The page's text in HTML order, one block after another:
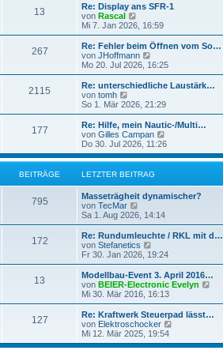
r
g
B
e
i
r
a
g
B
r
13
Re: Display ans SFR-1
von Rascal
e
u
e
s
t
r
B
e
i
r
a
g
Mi 7. Jan 2026, 16:59
267
Re: Fehler beim Öffnen vom So…
von JHoffmann
e
u
e
t
B
e
i
t
a
g
Mo 20. Jul 2026, 16:25
2115
Re: unterschiedliche Laustärk…
von tomh
e
u
e
s
t
r
B
e
i
t
r
a
g
So 1. Mär 2026, 21:29
177
Re: Hilfe, mein Nautic-/Multi…
von Gilles Campan
e
u
e
r
i
t
a
g
Do 30. Jul 2026, 11:26
BEITRÄGE LETZTER BEITRAG
795
Masseträgheit dynamischer?
von TecMar
e
u
e
s
t
e
B
e
i
r
a
g
Sa 1. Aug 2026, 14:14
172
Re: Rundumleuchte / RKL mit d…
von Stefanetics
e
u
e
s
t
B
e
i
t
Fr 30. Jan 2026, 19:24
13
Modellbau-Event 3. April 2016…
von BEIER-Electronic Evelyn
u
r
Mi 30. Mär 2016, 16:13
127
Re: Kraftwerk Steuerpad lässt…
von Elektroschocker
u
Mi 12. Mär 2025, 19:54